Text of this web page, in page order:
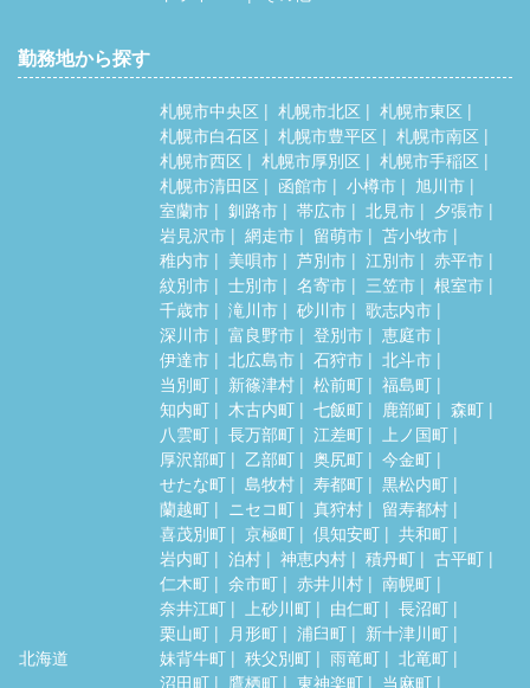
勤務地から探す
北海道
札幌市中央区 札幌市北区
札幌市東区
札幌市白石区
札幌市豊平区
札幌市南区
札幌市西区
札幌市厚別区
札幌市手稲区
札幌市清田区
函館市 小樽市
旭川市
室蘭市
釧路市 帯広市 北見市
夕張市
岩見沢市
網走市 留萌市
苫小牧市
稚内市
美唄市 芦別市 江別市
赤平市
紋別市
士別市 名寄市 三笠市
根室市
千歳市
滝川市 砂川市
歌志内市
深川市
富良野市 登別市
恵庭市
伊達市
北広島市 石狩市
北斗市
当別町
新篠津村 松前町
福島町
知内町
木古内町 七飯町 鹿部町
森町
八雲町
長万部町 江差町
上ノ国町
厚沢部町
乙部町 奥尻町
今金町
せたな町
島牧村 寿都町
黒松内町
蘭越町
ニセコ町 真狩村
留寿都村
喜茂別町
京極町 倶知安町
共和町
岩内町
泊村 神恵内村 積丹町
古平町
仁木町
余市町 赤井川村
南幌町
奈井江町
上砂川町 由仁町
長沼町
栗山町
月形町 浦臼町
新十津川町
妹背牛町
秩父別町 雨竜町
北竜町
沼田町
鷹栖町 東神楽町
当麻町